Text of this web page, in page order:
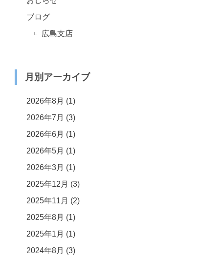
ブログ
広島支店
月別アーカイブ
2026年8月 (1)
2026年7月 (3)
2026年6月 (1)
2026年5月 (1)
2026年3月 (1)
2025年12月 (3)
2025年11月 (2)
2025年8月 (1)
2025年1月 (1)
2024年8月 (3)